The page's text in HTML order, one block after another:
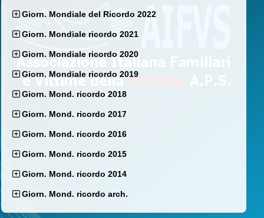
Giorn. Mondiale del Ricordo 2022
Giorn. Mondiale ricordo 2021
Giorn. Mondiale ricordo 2020
Giorn. Mondiale ricordo 2019
Giorn. Mond. ricordo 2018
Giorn. Mond. ricordo 2017
Giorn. Mond. ricordo 2016
Giorn. Mond. ricordo 2015
Giorn. Mond. ricordo 2014
Giorn. Mond. ricordo arch.